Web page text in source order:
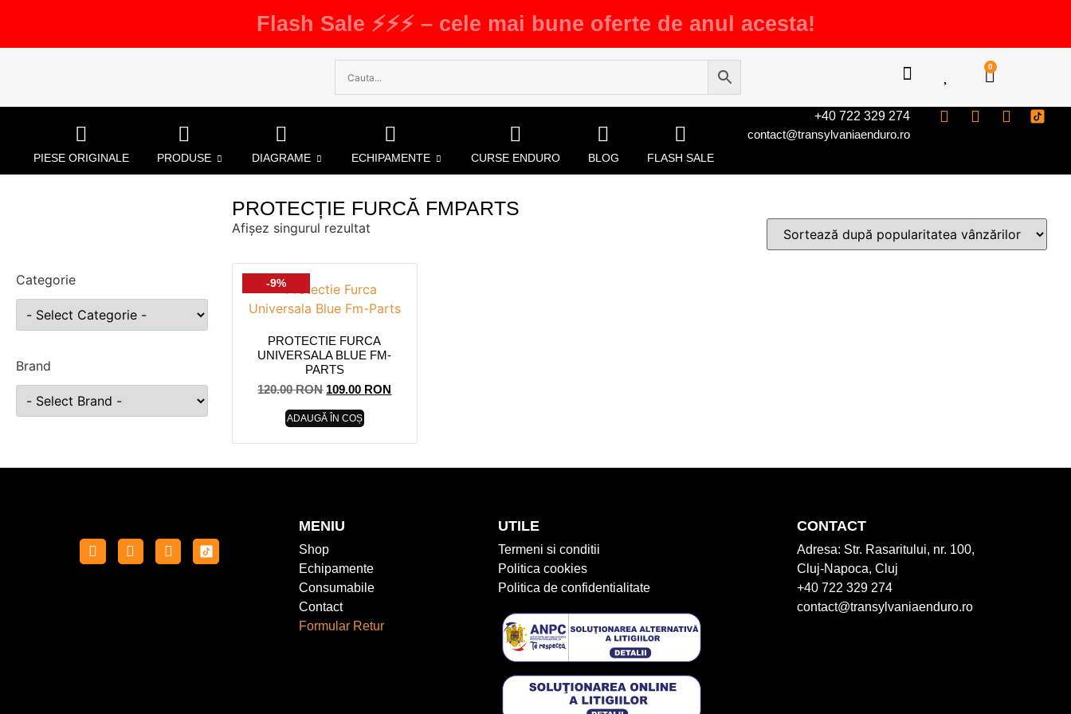
Flash Sale ⚡⚡⚡ – cele mai bune oferte de anul acesta!
0
PIESE ORIGINALE PRODUSE DIAGRAME ECHIPAMENTE CURSE ENDURO BLOG FLASH SALE
+40 722 329 274
contact@transylvaniaenduro.ro
Categorie
Brand
PROTECȚIE FURCĂ FMPARTS
Afișez singurul rezultat
-9%
PROTECTIE FURCA
UNIVERSALA BLUE FM-
PARTS
120.00RON 109.00 RON
ADAUGĂ ÎN COȘ
MENIU
Shop
Echipamente
Consumabile
Contact
Formular Retur
UTILE
Termeni si conditii
Politica cookies
Politica de confidentialitate
CONTACT
Adresa: Str. Rasaritului, nr. 100,
Cluj-Napoca, Cluj
+40 722 329 274
contact@transylvaniaenduro.ro